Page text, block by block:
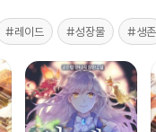
#레이드 #성장물 #생존